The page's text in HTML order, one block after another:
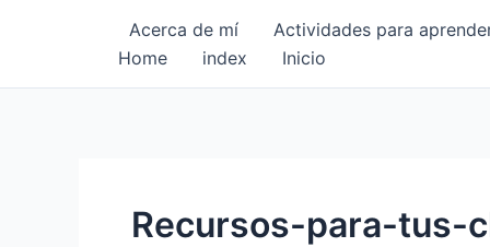
Acerca de mí Actividades para
Home
index Inicio
Recursos-para-tus-